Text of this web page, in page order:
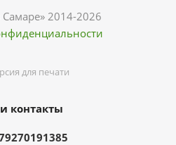
2014-2026
для печати
контакты